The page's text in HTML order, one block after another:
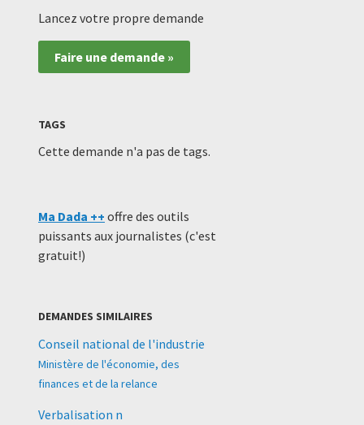
Lancez votre propre demande
Faire une demande »
TAGS
Cette demande n'a pas de tags.
Ma Dada ++ offre des outils
puissants aux journalistes (c'est
gratuit!)
DEMANDES SIMILAIRES
Conseil national de l'industrie
Ministère de l'économie, des
finances et de la relance
Verbalisation n